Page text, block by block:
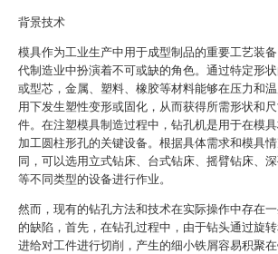
背景技术
模具作为工业生产中用于成型制品的重要工艺装
代制造业中扮演着不可或缺的角色。通过特定形
或型芯，金属、塑料、橡胶等材料能够在压力和
用下发生塑性变形或固化，从而获得所需形状和
件。在注塑模具制造过程中，钻孔机是用于在模
加工圆柱形孔的关键设备。根据具体需求和模具
同，可以选用立式钻床、台式钻床、摇臂钻床、
等不同类型的设备进行作业。
然而，现有的钻孔方法和技术在实际操作中存在
的缺陷，首先，在钻孔过程中，由于钻头通过旋
进给对工件进行切削，产生的细小铁屑容易积聚